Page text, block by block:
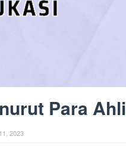
Para Ahli
2023